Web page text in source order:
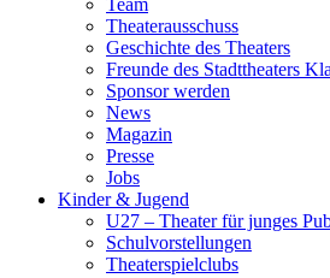
Team
Theaterausschuss
Geschichte des Theaters
Freunde des Stadttheaters
Sponsor werden
News
Magazin
Presse
Jobs
Kinder & Jugend
U27 – Theater für junges
Schulvorstellungen
Theaterspielclubs